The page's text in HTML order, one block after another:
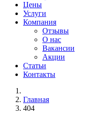
Цены
Услуги
Компания
Отзывы
О нас
Вакансии
Акции
Статьи
Контакты
Главная
404